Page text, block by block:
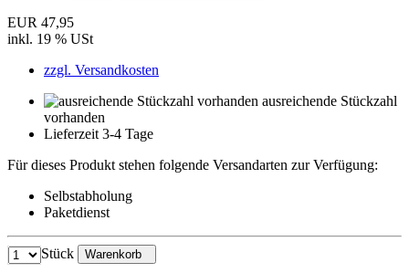
EUR 47,95
inkl. 19 % USt
zzgl. Versandkosten
ausreichende Stückzahl
vorhanden
Lieferzeit 3-4 Tage
Für dieses Produkt stehen folgende Versandarten zur Verfügung:
Selbstabholung
Paketdienst
Stück Warenkorb